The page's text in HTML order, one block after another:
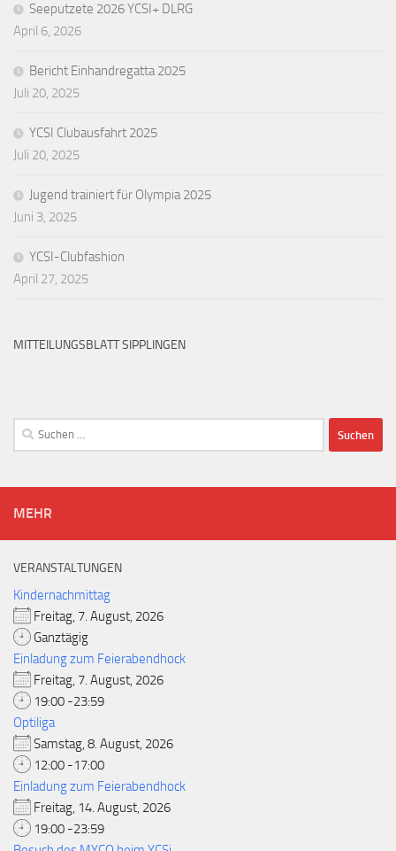
Seeputzete 2026 YCSI+ DLRG
April 6, 2026
Bericht Einhandregatta 2025
Juli 20, 2025
YCSI Clubausfahrt 2025
Juli 20, 2025
Jugend trainiert für Olympia 2025
Juni 3, 2025
YCSI-Clubfashion
April 27, 2025
MITTEILUNGSBLATT SIPPLINGEN
Suchen
nach:
MEHR
VERANSTALTUNGEN
Kindernachmittag
Freitag, 7. August, 2026
Ganztägig
Einladung zum Feierabendhock
Freitag, 7. August, 2026
19:00 -23:59
Optiliga
Samstag, 8. August, 2026
12:00 -17:00
Einladung zum Feierabendhock
Freitag, 14. August, 2026
19:00 -23:59